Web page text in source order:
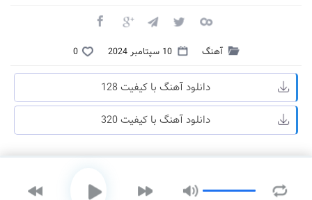
آهنگ 10 سپتامبر 2024 0
دانلود آهنگ با کیفیت 128
دانلود آهنگ با کیفیت 320